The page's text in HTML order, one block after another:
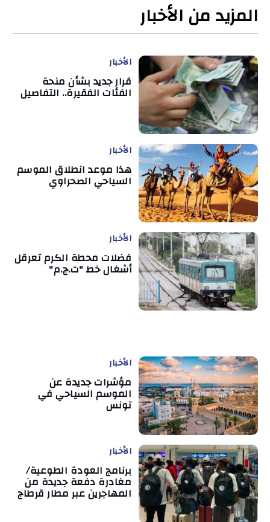
المزيد من الأخبار
الأخبار
قرار جديد بشأن منحة
الفئات الفقيرة.. التفاصيل
الأخبار
هذا موعد انطلاق الموسم
السياحي الصحراوي
الأخبار
فضلات محطة الكرم تعرقل
أشغال خط "ت.ج.م"
الأخبار
مؤشرات جديدة عن
الموسم السياحي في
تونس
الأخبار
برنامج العودة الطوعية/
مغادرة دفعة جديدة من
المهاجرين عبر مطار قرطاج